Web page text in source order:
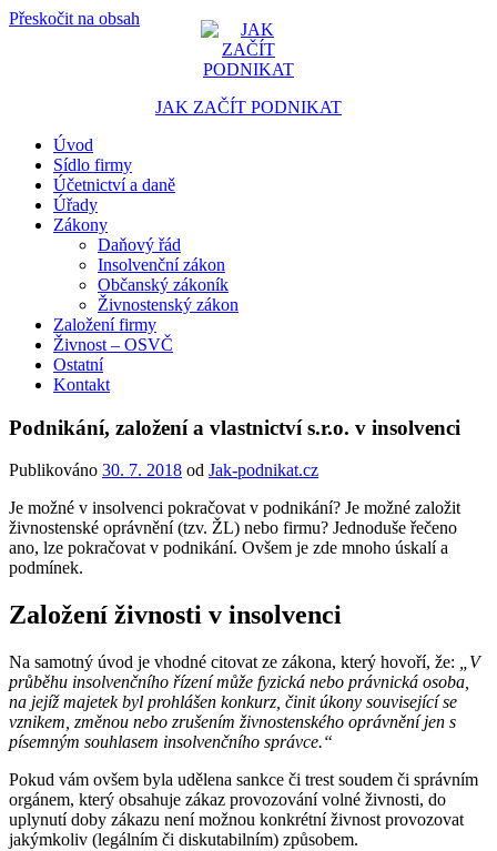
Přeskočit na obsah
JAK ZAČÍT PODNIKAT
Portál pro podnikatele
Úvod
Sídlo firmy
Účetnictví a daně
Úřady
Zákony
Daňový řád
Insolvenční zákon
Občanský zákoník
Živnostenský zákon
Založení firmy
Živnost – OSVČ
Ostatní
Kontakt
Podnikání, založení a vlastnictví s.r.o. v insolvenci
Publikováno 30. 7. 2018 od Jak-podnikat.cz
Je možné v insolvenci pokračovat v podnikání? Je možné založit
živnostenské oprávnění (tzv. ŽL) nebo firmu? Jednoduše řečeno
ano, lze pokračovat v podnikání. Ovšem je zde mnoho úskalí a
podmínek.
Založení živnosti v insolvenci
Na samotný úvod je vhodné citovat ze zákona, který hovoří, že:
„V
průběhu insolvenčního řízení může fyzická nebo právnická osoba,
na jejíž majetek byl prohlášen konkurz, činit úkony související se
vznikem, změnou nebo zrušením živnostenského oprávnění jen s
písemným souhlasem insolvenčního správce.“
Pokud vám ovšem byla udělena sankce či trest soudem či správním
orgánem, který obsahuje zákaz provozování volné živnosti, do
uplynutí doby zákazu není možnou konkrétní živnost provozovat
jakýmkoliv (legálním či diskutabilním) způsobem.